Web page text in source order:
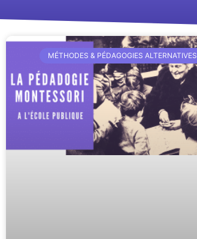
MÉTHODES & PÉDAGOGIES ALTERNATIVES